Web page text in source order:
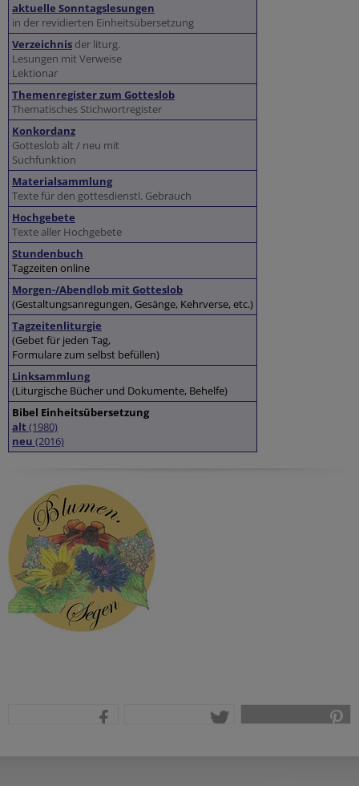
aktuelle Sonntagslesungen
in der revidierten Einheitsübersetzung
Verzeichnis der liturg.
Lesungen mit Verweise
Lektionar
Themenregister zum Gotteslob
Thematisches Stichwortregister
Konkordanz
Gotteslob alt / neu mit
Suchfunktion
Materialsammlung
Texte für den gottesdienstl. Gebrauch
Hochgebete
Texte aller Hochgebete
Stundenbuch
Tagzeiten online
Morgen-/Abendlob mit Gotteslob
(Gestaltungsanregungen, Gesänge, Kehrverse, etc.)
Tagzeitenliturgie
(Gebet für jeden Tag,
Formulare zum selbst befüllen)
Linksammlung
(Liturgische Bücher und Dokumente, Behelfe)
Bibel Einheitsübersetzung
alt (1980)
neu (2016)